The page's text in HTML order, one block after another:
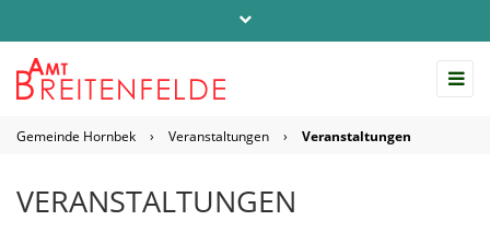
info@amt-breitenfelde.de
Gemeinde Hornbek › Veranstaltungen › Veranstaltungen
VERANSTALTUNGEN